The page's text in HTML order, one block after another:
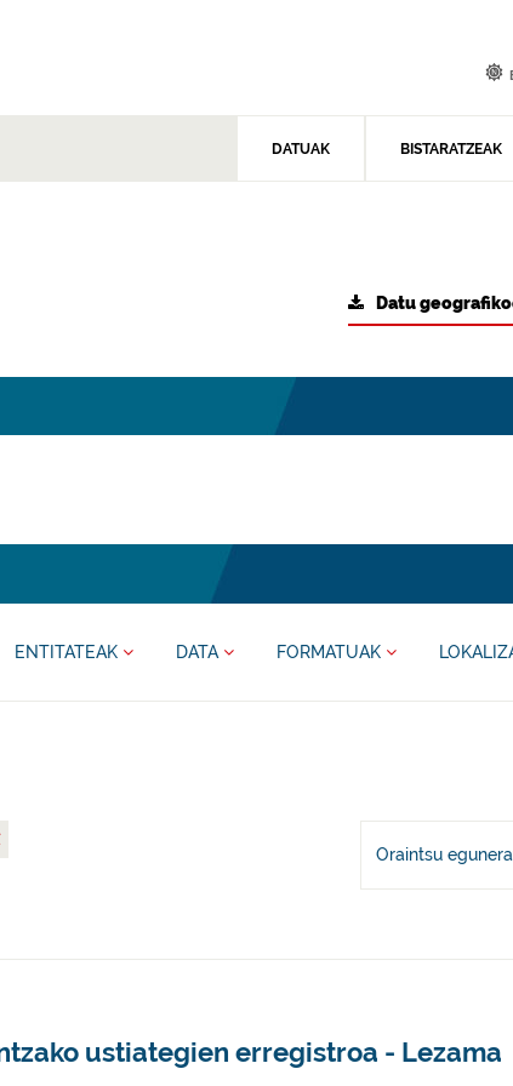
DATUAK BISTARATZEAK
Datu
ENTITATEAK DATA FORMATUAK
Oraintsu
ustiategien erregistroa - Lezama